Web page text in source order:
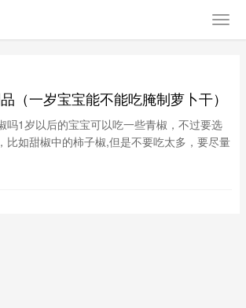
（一岁宝宝能不能吃腌制萝卜干）
吗1岁以后的宝宝可以吃一些青椒，不过要选
比如甜椒中的柿子椒,但是不要吃太多，要尽量
岁的宝宝吃青椒是可以的，青椒里含有大量